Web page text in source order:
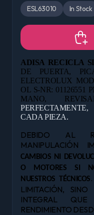
ESL63010 In Stock
ADISA RECICLA
DE PUERTA,
ELECTROLUX
OL S-NR: 01126551
MANO,
CADA PIEZA.
DEBIDO AL
MANIPULACIÓN
CAMBIOS NI
O MOTORES SI
NUESTROS TÉCNICOS
LIMITACIÓN,
INTEGRAL
RENDIMIENTO